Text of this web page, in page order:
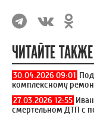
ЧИТАЙТЕ ТАКЖЕ
30.04.2026 09:01
комплексному
27.03.2026 12:55
смертельном ДТП с